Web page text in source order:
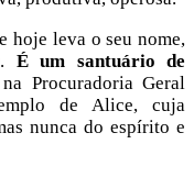
hoje leva o seu nome,
. É um santuário de
Procuradoria Geral
de Alice, cuja
nunca do espírito e